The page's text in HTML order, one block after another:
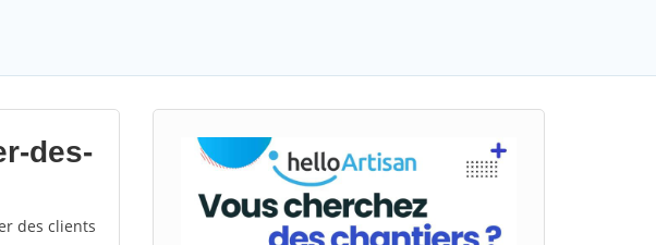
des-
des clients